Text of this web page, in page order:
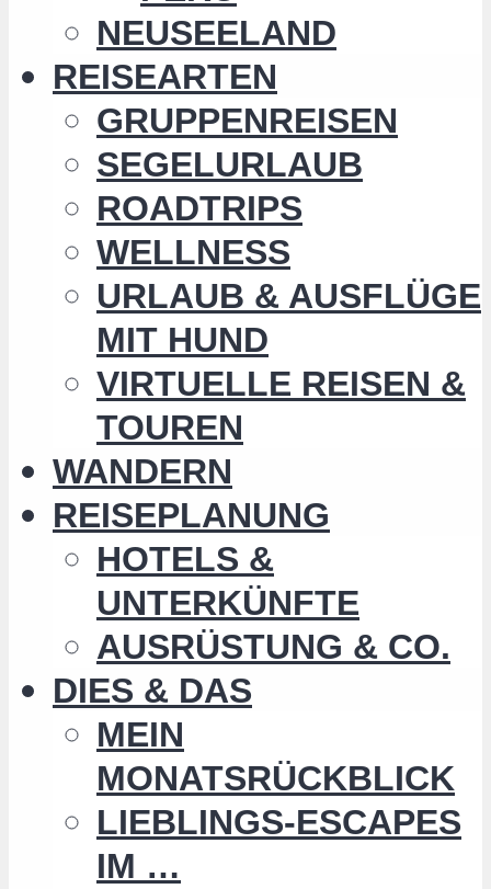
NEUSEELAND
REISEARTEN
GRUPPENREISEN
SEGELURLAUB
ROADTRIPS
WELLNESS
URLAUB & AUSFLÜGE
MIT HUND
VIRTUELLE REISEN &
TOUREN
WANDERN
REISEPLANUNG
HOTELS &
UNTERKÜNFTE
AUSRÜSTUNG & CO.
DIES & DAS
MEIN
MONATSRÜCKBLICK
LIEBLINGS-ESCAPES
IM …